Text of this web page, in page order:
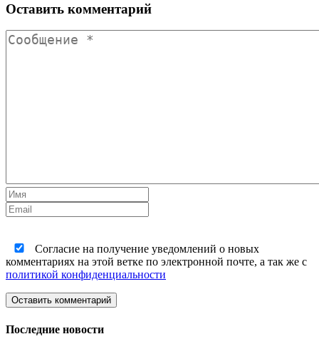
Оставить комментарий
Согласие на получение уведомлений о новых
комментариях на этой ветке по электронной почте, а так же с
политикой конфиденциальности
Оставить комментарий
Последние новости